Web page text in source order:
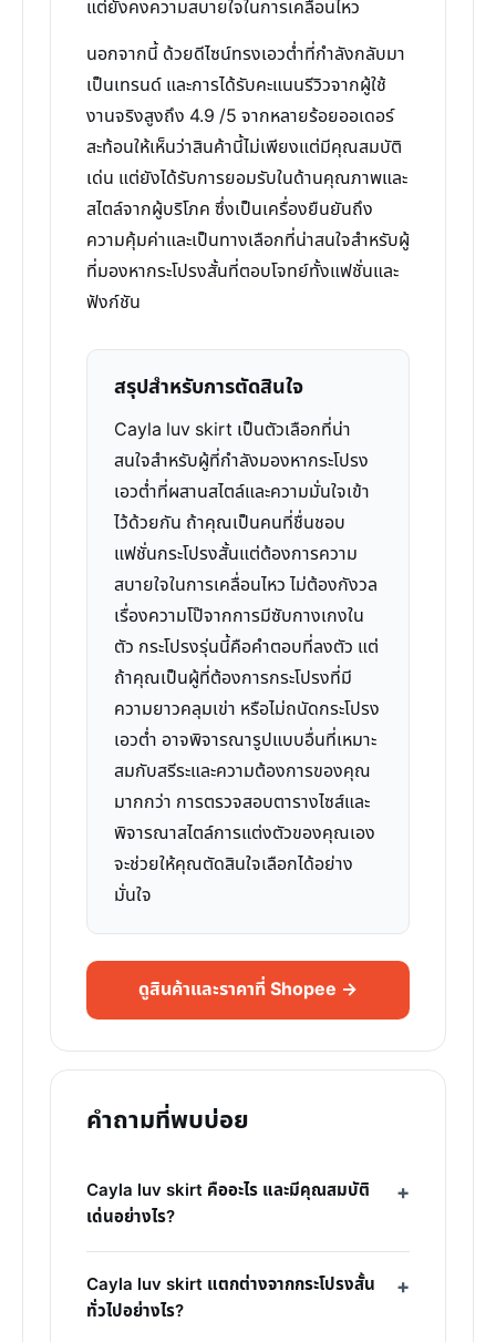
แต่ยังคงความสบายใจในการเคลื่อนไหว
นอกจากนี้ ด้วยดีไซน์ทรงเอวต่ำที่กำลังกลับมา
เป็นเทรนด์ และการได้รับคะแนนรีวิวจากผู้ใช้
งานจริงสูงถึง 4.9 /5 จากหลายร้อยออเดอร์
สะท้อนให้เห็นว่าสินค้านี้ไม่เพียงแต่มีคุณสมบัติ
เด่น แต่ยังได้รับการยอมรับในด้านคุณภาพและ
สไตล์จากผู้บริโภค ซึ่งเป็นเครื่องยืนยันถึง
ความคุ้มค่าและเป็นทางเลือกที่น่าสนใจสำหรับผู้
ที่มองหากระโปรงสั้นที่ตอบโจทย์ทั้งแฟชั่นและ
ฟังก์ชัน
สรุปสำหรับการตัดสินใจ
Cayla luv skirt เป็นตัวเลือกที่น่า
สนใจสำหรับผู้ที่กำลังมองหากระโปรง
เอวต่ำที่ผสานสไตล์และความมั่นใจเข้า
ไว้ด้วยกัน ถ้าคุณเป็นคนที่ชื่นชอบ
แฟชั่นกระโปรงสั้นแต่ต้องการความ
สบายใจในการเคลื่อนไหว ไม่ต้องกังวล
เรื่องความโป๊จากการมีซับกางเกงใน
ตัว กระโปรงรุ่นนี้คือคำตอบที่ลงตัว แต่
ถ้าคุณเป็นผู้ที่ต้องการกระโปรงที่มี
ความยาวคลุมเข่า หรือไม่ถนัดกระโปรง
เอวต่ำ อาจพิจารณารูปแบบอื่นที่เหมาะ
สมกับสรีระและความต้องการของคุณ
มากกว่า การตรวจสอบตารางไซส์และ
พิจารณาสไตล์การแต่งตัวของคุณเอง
จะช่วยให้คุณตัดสินใจเลือกได้อย่าง
มั่นใจ
ดูสินค้าและราคาที่ Shopee →
คำถามที่พบบ่อย
Cayla luv skirt คืออะไร และมีคุณสมบัติ
เด่นอย่างไร?
Cayla luv skirt แตกต่างจากกระโปรงสั้น
ทั่วไปอย่างไร?